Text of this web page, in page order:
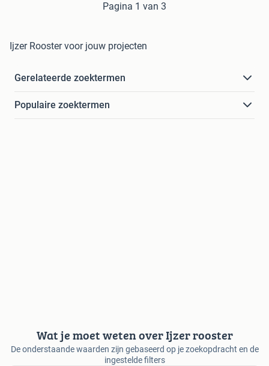
Pagina 1 van 3
Ijzer Rooster voor jouw projecten
Gerelateerde zoektermen
Populaire zoektermen
Wat je moet weten over Ijzer rooster
De onderstaande waarden zijn gebaseerd op je zoekopdracht en de
ingestelde filters